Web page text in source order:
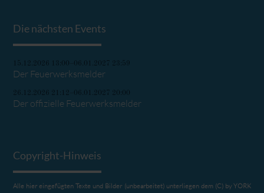
Die nächsten Events
15.12.2026 13:00–06.01.2027 23:59
Der Feuerwerksmelder
26.12.2026 21:12–06.01.2027 20:00
Der offizielle Feuerwerksmelder
Copyright-Hinweis
Alle hier eingefügten Texte und Bilder (unbearbeitet) unterliegen dem (C) by YORK